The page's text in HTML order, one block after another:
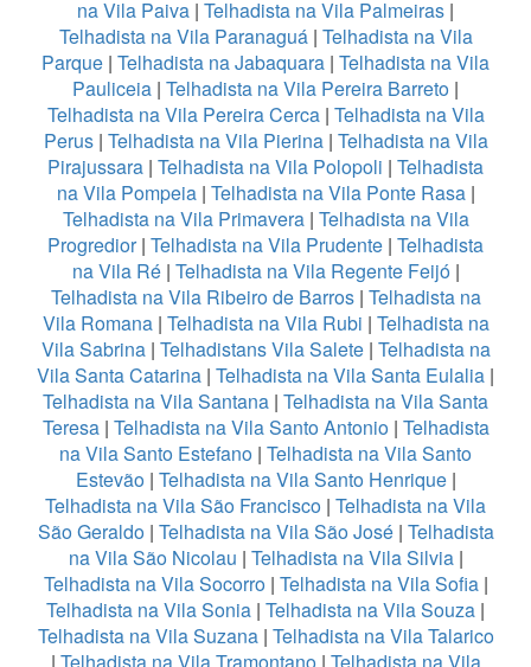
na Vila Paiva | Telhadista na Vila Palmeiras |
Telhadista na Vila Paranaguá| Telhadista na Vila
Parque | Telhadista na Jabaquara | Telhadista na Vila
Pauliceia | Telhadista na Vila Pereira Barreto |
Telhadista na Vila Pereira Cerca| Telhadista na Vila
Perus| Telhadista na Vila Pierina| Telhadista na Vila
Pirajussara | Telhadista na Vila Polopoli | Telhadista
na Vila Pompeia| Telhadista na Vila Ponte Rasa|
Telhadista na Vila Primavera| Telhadista na Vila
Progredior| Telhadista na Vila Prudente | Telhadista
na Vila Ré| Telhadista na Vila Regente Feijó|
Telhadista na Vila Ribeiro de Barros| Telhadista na
Vila Romana| Telhadista na Vila Rubi | Telhadista na
Vila Sabrina| Telhadistans Vila Salete| Telhadista na
Vila Santa Catarina | Telhadista na Vila Santa Eulalia |
Telhadista na Vila Santana | Telhadista na Vila Santa
Teresa| Telhadista na Vila Santo Antonio| Telhadista
na Vila Santo Estefano | Telhadista na Vila Santo
Estevão| Telhadista na Vila Santo Henrique|
Telhadista na Vila São Francisco | Telhadista na Vila
São Geraldo| Telhadista na Vila São José| Telhadista
na Vila São Nicolau | Telhadista na Vila Silvia|
Telhadista na Vila Socorro| Telhadista na Vila Sofia|
Telhadista na Vila Sonia | Telhadista na Vila Souza |
Telhadista na Vila Suzana| Telhadista na Vila Talarico
| Telhadista na Vila Tramontano| Telhadista na Vila